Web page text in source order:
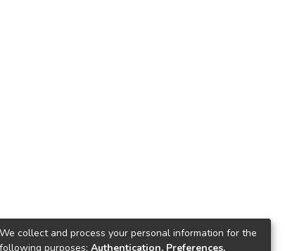
We collect and process your personal information for the
following purposes: Authentication, Preferences,